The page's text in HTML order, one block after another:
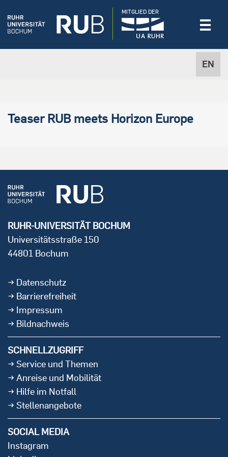
EN
MITGLIED DER
Teaser RUB meets Horizon Europe
RUHR-UNIVERSITÄT BOCHUM
Universitätsstraße 150
44801 Bochum
Datenschutz
Barrierefreiheit
Impressum
Bildnachweis
SCHNELLZUGRIFF
Service und Themen
Anreise und Mobilität
Hilfe im Notfall
Stellenangebote
SOCIAL MEDIA
Instagram